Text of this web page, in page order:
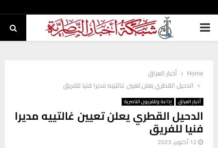
PRIMARY
Home
أخبار العراق
الدحيل القطري يعلن تعيين غالتييه مديرا فنيا للفريق
أخبار العراق إذاعة وتلفزيون الناصرية
الدحيل القطري يعلن تعيين غالتييه مديرا
فنيا للفريق
12 أكتوبر، 2023